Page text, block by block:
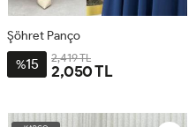
BDN-
Şöhret Panço
%15 2,419 TL
2,050 TL